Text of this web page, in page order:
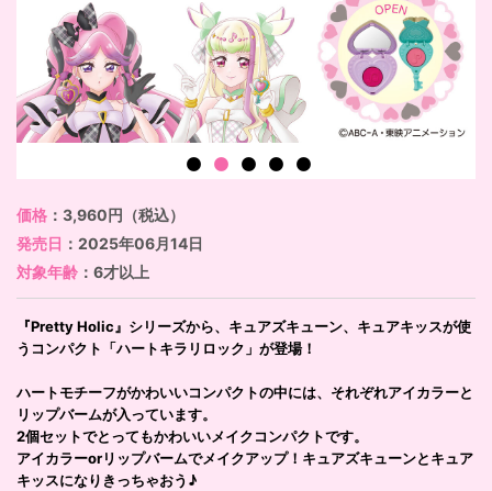
価格 ：3,960円（税込）
発売日 ：2025年06月14日
対象年齢 ：6才以上
『Pretty Holic』シリーズから、キュアズキューン、キュアキッスが使
うコンパクト「ハートキラリロック」が登場！
ハートモチーフがかわいいコンパクトの中には、それぞれアイカラーと
リップバームが入っています。
2個セットでとってもかわいいメイクコンパクトです。
アイカラーorリップバームでメイクアップ！キュアズキューンとキュア
キッスになりきっちゃおう♪